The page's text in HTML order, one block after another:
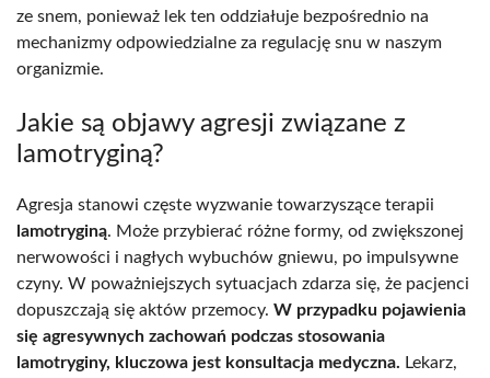
ze snem, ponieważ lek ten oddziałuje bezpośrednio na
mechanizmy odpowiedzialne za regulację snu w naszym
organizmie.
Jakie są objawy agresji związane z
lamotryginą?
Agresja stanowi częste wyzwanie towarzyszące terapii
lamotryginą. Może przybierać różne formy, od zwiększonej
nerwowości i nagłych wybuchów gniewu, po impulsywne
czyny. W poważniejszych sytuacjach zdarza się, że pacjenci
dopuszczają się aktów przemocy. W przypadku pojawienia
się agresywnych zachowań podczas stosowania
lamotryginy, kluczowa jest konsultacja medyczna. Lekarz,